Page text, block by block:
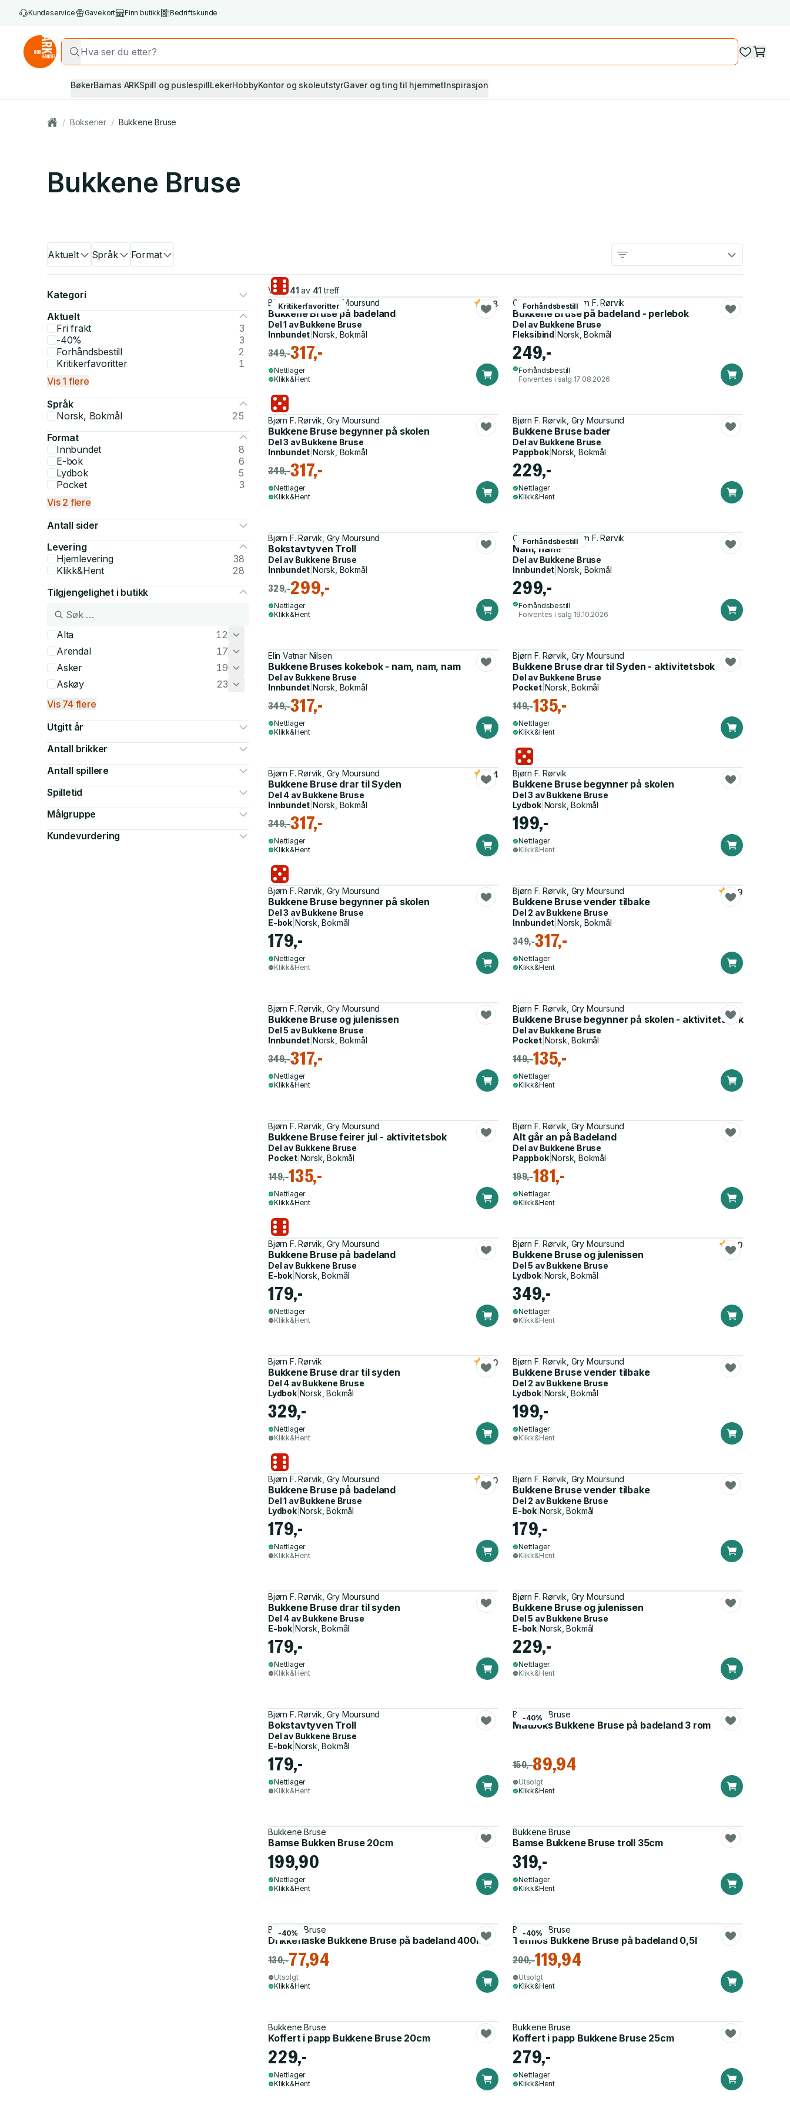
Kundeservice Gavekort Finn butikk Bedriftskunde
BøkerBarnas ARKSpill og puslespillLekerHobbyKontor og skoleutstyrGaver og ting til hjemmetInspirasjon
/ Bokserier / Bukkene Bruse
Bukkene Bruse
Aktuelt Språk Format
Kategori
Aktuelt
Fri frakt
3
-40%
3
Forhåndsbestill
2
Kritikerfavoritter
1
Vis 1 flere
Språk
Norsk, Bokmål
25
Format
Innbundet
8
E-bok
6
Lydbok
5
Pocket
3
Vis 2 flere
Antall sider
Levering
Hjemlevering
38
Klikk&Hent
28
Tilgjengelighet i butikk
Alta
12
Arendal
17
Asker
19
Askøy
23
Vis 74 flere
Utgitt år
Antall brikker
Antall spillere
Spilletid
Målgruppe
Kundevurdering
Viser 41 av 41 treff
Kritikerfavoritter
Bjørn F. Rørvik, Gry Moursund
Bukkene Bruse på badeland
4.8
Del 1 avBukkene Bruse
Innbundet |Norsk, Bokmål
349,-317,-
Nettlager
Klikk&Hent
Forhåndsbestill
Gry Moursund, Bjørn F. Rørvik
Bukkene Bruse på badeland - perlebok
Del av Bukkene Bruse
Fleksibind Norsk, Bokmål
249,-
Forhåndsbestill
Forventes i salg 17.08.2026
Bjørn F. Rørvik, Gry Moursund
Bukkene Bruse begynner på skolen
Del 3 avBukkene Bruse
Innbundet |Norsk, Bokmål
349,-317,-
Nettlager
Klikk&Hent
Bjørn F. Rørvik, Gry Moursund
Bukkene Bruse bader
Del av Bukkene Bruse
Pappbok|Norsk, Bokmål
229,-
Nettlager
Klikk&Hent
Bjørn F. Rørvik, Gry Moursund
Bokstavtyven Troll
Del av Bukkene Bruse
Innbundet |Norsk, Bokmål
329,-299,-
Nettlager
Klikk&Hent
Forhåndsbestill
Gry Moursund, Bjørn F. Rørvik
Nam, nam!
Del av Bukkene Bruse
Innbundet |Norsk, Bokmål
299,-
Forhåndsbestill
Forventes i salg 19.10.2026
Elin Vatnar Nilsen
Bukkene Bruses kokebok - nam, nam, nam
Del av Bukkene Bruse
Innbundet |Norsk, Bokmål
349,-317,-
Nettlager
Klikk&Hent
Bjørn F. Rørvik, Gry Moursund
Bukkene Bruse drar til Syden - aktivitetsbok
Del av Bukkene Bruse
Pocket| Norsk, Bokmål
149,-135,-
Nettlager
Klikk&Hent
Bjørn F. Rørvik, Gry Moursund
Bukkene Bruse drar til Syden
4.4
Del 4 avBukkene Bruse
Innbundet |Norsk, Bokmål
349,-317,-
Nettlager
Klikk&Hent
Bjørn F. Rørvik
Bukkene Bruse begynner på skolen
Del 3 avBukkene Bruse
Lydbok| Norsk, Bokmål
199,-
Nettlager
Klikk&Hent
Bjørn F. Rørvik, Gry Moursund
Bukkene Bruse begynner på skolen
Del 3 avBukkene Bruse
E-bok Norsk, Bokmål
179,-
Nettlager
Klikk&Hent
Bjørn F. Rørvik, Gry Moursund
Bukkene Bruse vender tilbake
4.9
Del 2 avBukkene Bruse
Innbundet |Norsk, Bokmål
349,-317,-
Nettlager
Klikk&Hent
Bjørn F. Rørvik, Gry Moursund
Bukkene Bruse og julenissen
Del 5 avBukkene Bruse
Innbundet |Norsk, Bokmål
349,-317,-
Nettlager
Klikk&Hent
Bjørn F. Rørvik, Gry Moursund
Bukkene Bruse begynner på skolen - aktivitetsbok
Del av Bukkene Bruse
Pocket| Norsk, Bokmål
149,-135,-
Nettlager
Klikk&Hent
Bjørn F. Rørvik, Gry Moursund
Bukkene Bruse feirer jul - aktivitetsbok
Del av Bukkene Bruse
Pocket| Norsk, Bokmål
149,-135,-
Nettlager
Klikk&Hent
Bjørn F. Rørvik, Gry Moursund
Alt går an på Badeland
Del av Bukkene Bruse
Pappbok|Norsk, Bokmål
199,-181,-
Nettlager
Klikk&Hent
Bjørn F. Rørvik, Gry Moursund
Bukkene Bruse på badeland
Del av Bukkene Bruse
E-bok Norsk, Bokmål
179,-
Nettlager
Klikk&Hent
Bjørn F. Rørvik, Gry Moursund
Bukkene Bruse og julenissen
5.0
Del 5 avBukkene Bruse
Lydbok| Norsk, Bokmål
349,-
Nettlager
Klikk&Hent
Bjørn F. Rørvik
Bukkene Bruse drar til syden
4.0
Del 4 avBukkene Bruse
Lydbok| Norsk, Bokmål
329,-
Nettlager
Klikk&Hent
Bjørn F. Rørvik, Gry Moursund
Bukkene Bruse vender tilbake
Del 2 avBukkene Bruse
Lydbok| Norsk, Bokmål
199,-
Nettlager
Klikk&Hent
Bjørn F. Rørvik, Gry Moursund
Bukkene Bruse på badeland
4.0
Del 1 avBukkene Bruse
Lydbok| Norsk, Bokmål
179,-
Nettlager
Klikk&Hent
Bjørn F. Rørvik, Gry Moursund
Bukkene Bruse vender tilbake
Del 2 avBukkene Bruse
E-bok Norsk, Bokmål
179,-
Nettlager
Klikk&Hent
Bjørn F. Rørvik, Gry Moursund
Bukkene Bruse drar til syden
Del 4 avBukkene Bruse
E-bok Norsk, Bokmål
179,-
Nettlager
Klikk&Hent
Bjørn F. Rørvik, Gry Moursund
Bukkene Bruse og julenissen
Del 5 avBukkene Bruse
E-bok Norsk, Bokmål
229,-
Nettlager
Klikk&Hent
Bjørn F. Rørvik, Gry Moursund
Bokstavtyven Troll
Del av Bukkene Bruse
E-bok Norsk, Bokmål
179,-
Nettlager
Klikk&Hent
-40%
Bukkene Bruse
Matboks Bukkene Bruse på badeland 3 rom
150,-89,94
Utsolgt
Klikk&Hent
Bukkene Bruse
Bamse Bukken Bruse 20cm
199,90
Nettlager
Klikk&Hent
Bukkene Bruse
Bamse Bukkene Bruse troll 35cm
319,-
Nettlager
Klikk&Hent
-40%
Bukkene Bruse
Drikkeflaske Bukkene Bruse på badeland 400ml
130,-77,94
Utsolgt
Klikk&Hent
-40%
Bukkene Bruse
Termos Bukkene Bruse på badeland 0,5l
200,-119,94
Utsolgt
Klikk&Hent
Bukkene Bruse
Koffert i papp Bukkene Bruse 20cm
229,-
Nettlager
Klikk&Hent
Bukkene Bruse
Koffert i papp Bukkene Bruse 25cm
279,-
Nettlager
Klikk&Hent